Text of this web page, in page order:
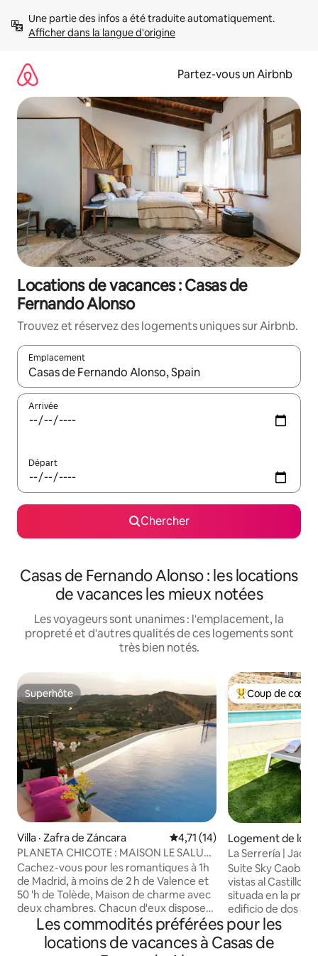
directement
Afficher dans la langue d'origine
Partez-vous un Airbnb
Locations de vacances : Casas de
Fernando Alonso
Trouvez et réservez des logements uniques sur Airbnb.
Emplacement
Quand les résultats sont affichés, parcourez-les en utilisant
Arrivée
Départ
Chercher
Casas de Fernando Alonso : les locations
de vacances les mieux notées
Les voyageurs sont unanimes : l'emplacement, la
propreté et d'autres qualités de ces logements sont
très bien notés.
Superhôte
Superhôte
Villa · Zafra de Záncara Note moyenne de 4,71 sur 5,
4,71 (14)
PLANETA CHICOTE : MAISON LE SALUT
AU SOLEIL POUR 6 PERS
Cachez-vous pour les romantiques à 1h
de Madrid, à moins de 2 h de Valence et
50 'h de Tolède, Maison de charme avec
deux chambres. Chacun d'eux dispose
d'une salle de bain et d'une télévision.
Séjour avec cheminée design, télévision
à écran LCD, DVD, chaîne stéréo, cuisine
Coup de cœur
Coup de cœur
Logement de
onte
La Serrería |
château...
Suite Sky Caoba
vistas al Castillo
situada en la
edificio de dos
un exclusivo
apartamentos,
una estancia
Les commodités préférées pour les
locations de vacances à Casas de